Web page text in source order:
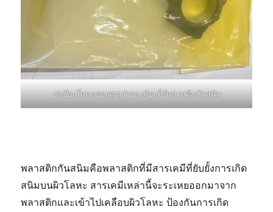
ปกป้องโลหะของคุณง่ายๆ เพียงใช้พลาสติกกันสนิม
พลาสติกกันสนิมคือพลาสติกที่มีสารเคมีที่ยับยั้งการเกิด
สนิมบนผิวโลหะ สารเคมีเหล่านี้จะระเหยออกมาจาก
พลาสติกและเข้าไปเคลือบผิวโลหะ ป้องกันการเกิด